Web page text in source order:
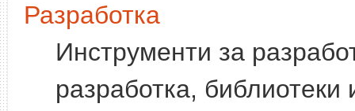
Разработка
Инструменти за
разработка, библиотеки